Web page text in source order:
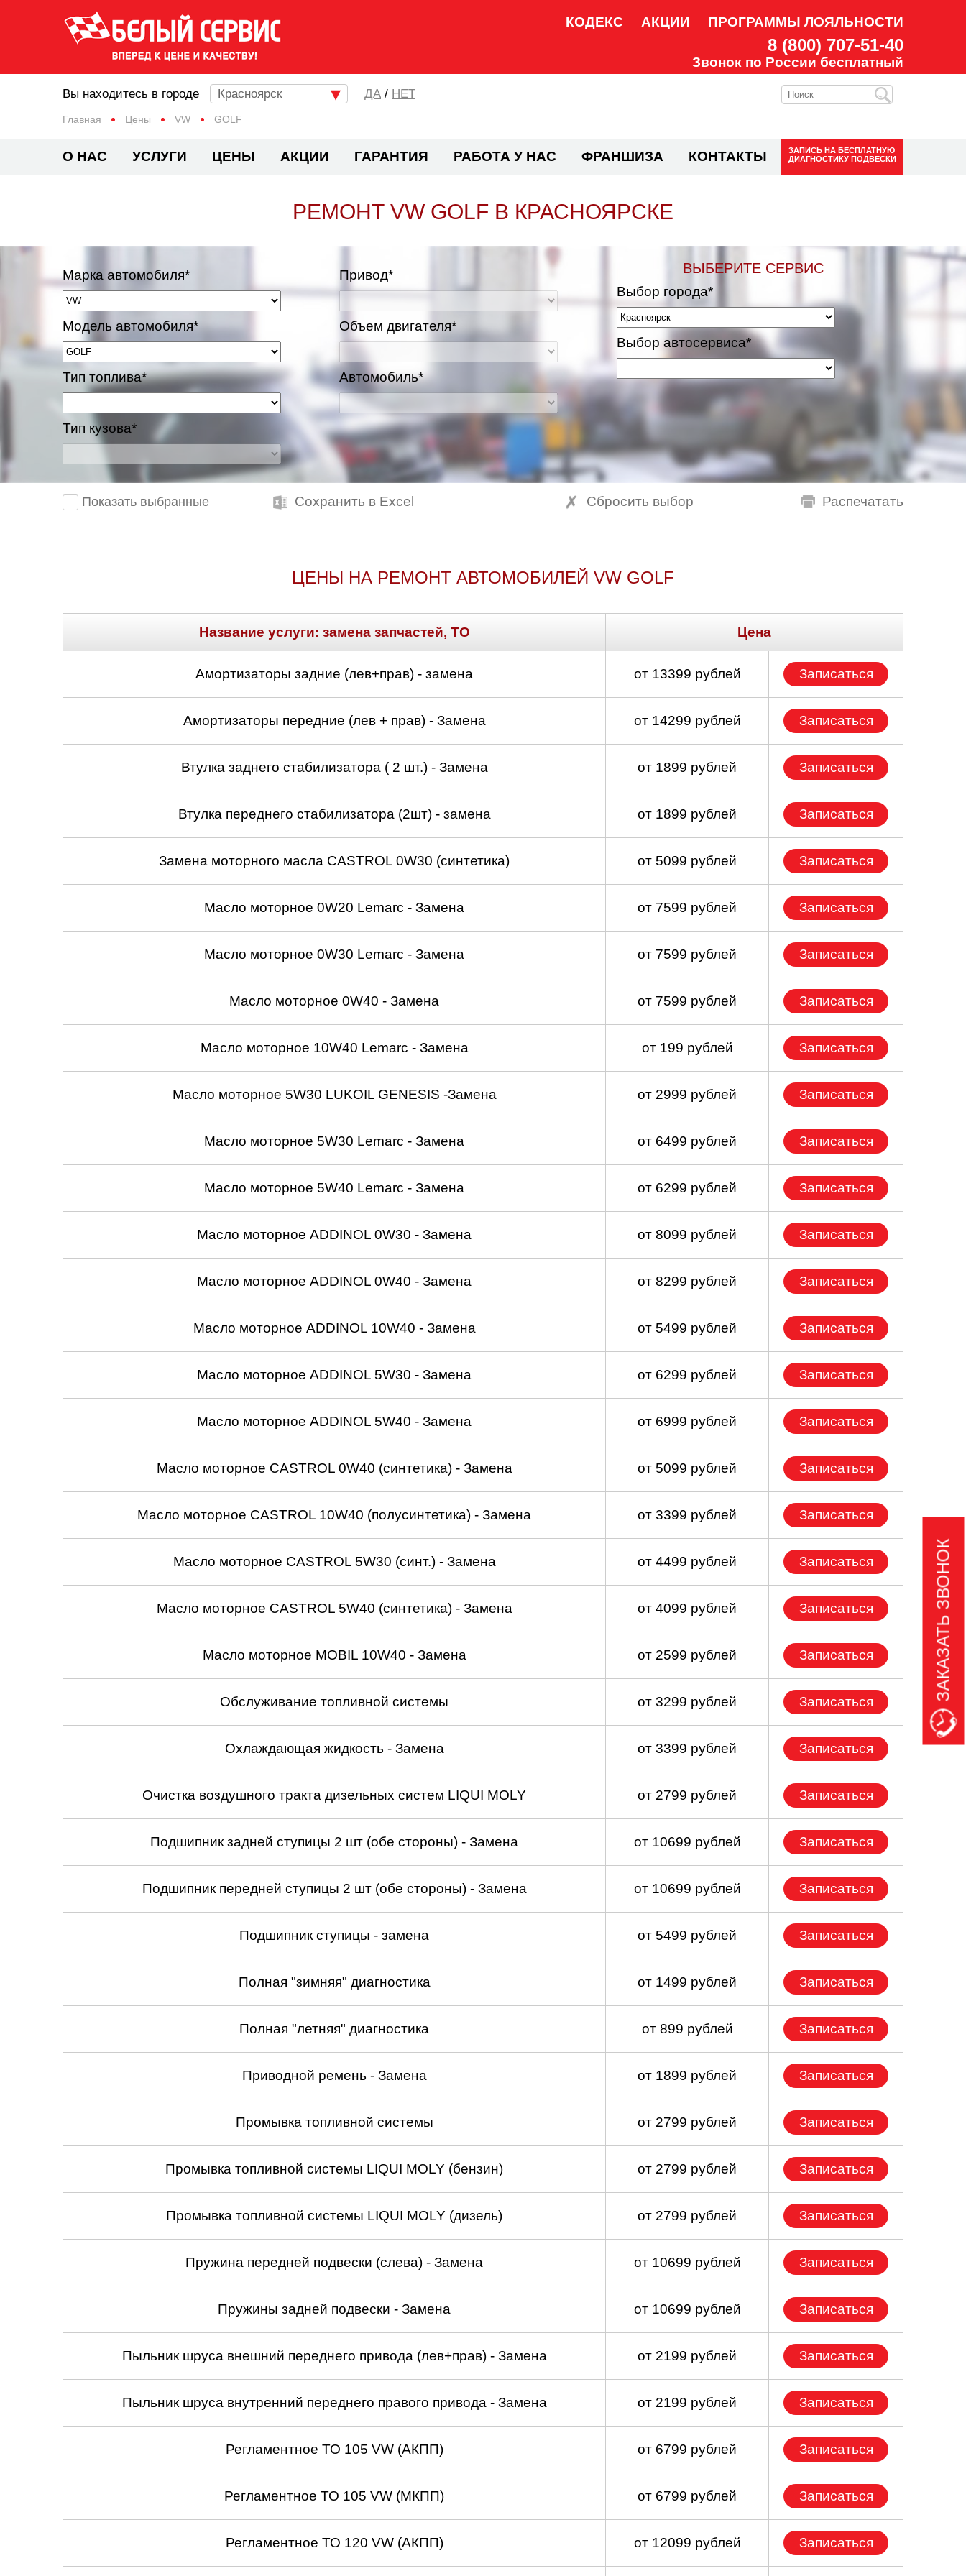
КОДЕКС АКЦИИ ПРОГРАММЫ ЛОЯЛЬНОСТИ
8 (800) 707-51-40
Звонок по России бесплатный
Главная Цены VW GOLF
Вы находитесь в городе Красноярск / НЕТ
О НАС УСЛУГИ ЦЕНЫ АКЦИИ ГАРАНТИЯ РАБОТА У НАС ФРАНШИЗА КОНТАКТЫ ЗАПИСЬ НА БЕСПЛАТНУЮ
ДИАГНОСТИКУ ПОДВЕСКИ
РЕМОНТ VW GOLF В КРАСНОЯРСКЕ
Марка автомобиля*
Модель автомобиля*
Тип топлива*
Тип кузова*
Привод*
Объем двигателя*
Автомобиль*
ВЫБЕРИТЕ СЕРВИС
Выбор города*
Выбор автосервиса*
Показать выбранные Сохранить в Excel Распечатать
Сбросить выбор
ЦЕНЫ НА РЕМОНТ АВТОМОБИЛЕЙ VW GOLF
Название услуги: замена запчастей, ТО Цена
Амортизаторы задние (лев+прав) - замена от 13399 рублей Записаться
Амортизаторы передние (лев + прав) - Замена от 14299 рублей Записаться
Втулка заднего стабилизатора ( 2 шт.) - Замена от 1899 рублей Записаться
Втулка переднего стабилизатора (2шт) - замена от 1899 рублей Записаться
Замена моторного масла CASTROL 0W30 (синтетика) от 5099 рублей Записаться
Масло моторное 0W20 Lemarc - Замена от 7599 рублей Записаться
Масло моторное 0W30 Lemarc - Замена от 7599 рублей Записаться
Масло моторное 0W40 - Замена от 7599 рублей Записаться
Масло моторное 10W40 Lemarc - Замена от 199 рублей Записаться
Масло моторное 5W30 LUKOIL GENESIS -Замена от 2999 рублей Записаться
Масло моторное 5W30 Lemarc - Замена от 6499 рублей Записаться
Масло моторное 5W40 Lemarc - Замена от 6299 рублей Записаться
Масло моторное ADDINOL 0W30 - Замена от 8099 рублей Записаться
Масло моторное ADDINOL 0W40 - Замена от 8299 рублей Записаться
Масло моторное ADDINOL 10W40 - Замена от 5499 рублей Записаться
Масло моторное ADDINOL 5W30 - Замена от 6299 рублей Записаться
Масло моторное ADDINOL 5W40 - Замена от 6999 рублей Записаться
Масло моторное CASTROL 0W40 (синтетика) - Замена от 5099 рублей Записаться
Масло моторное CASTROL 10W40 (полусинтетика) - Замена от 3399 рублей Записаться
Масло моторное CASTROL 5W30 (синт.) - Замена от 4499 рублей Записаться
Масло моторное CASTROL 5W40 (синтетика) - Замена от 4099 рублей Записаться
Масло моторное MOBIL 10W40 - Замена от 2599 рублей Записаться
Обслуживание топливной системы от 3299 рублей Записаться
Охлаждающая жидкость - Замена от 3399 рублей Записаться
Очистка воздушного тракта дизельных систем LIQUI MOLY от 2799 рублей Записаться
Подшипник задней ступицы 2 шт (обе стороны) - Замена от 10699 рублей Записаться
Подшипник передней ступицы 2 шт (обе стороны) - Замена от 10699 рублей Записаться
Подшипник ступицы - замена от 5499 рублей Записаться
Полная "зимняя" диагностика от 1499 рублей Записаться
Полная "летняя" диагностика от 899 рублей Записаться
Приводной ремень - Замена от 1899 рублей Записаться
Промывка топливной системы от 2799 рублей Записаться
Промывка топливной системы LIQUI MOLY (бензин) от 2799 рублей Записаться
Промывка топливной системы LIQUI MOLY (дизель) от 2799 рублей Записаться
Пружина передней подвески (слева) - Замена от 10699 рублей Записаться
Пружины задней подвески - Замена от 10699 рублей Записаться
Пыльник шруса внешний переднего привода (лев+прав) - Замена от 2199 рублей Записаться
Пыльник шруса внутренний переднего правого привода - Замена от 2199 рублей Записаться
Регламентное ТО 105 VW (АКПП) от 6799 рублей Записаться
Регламентное ТО 105 VW (МКПП) от 6799 рублей Записаться
Регламентное ТО 120 VW (АКПП) от 12099 рублей Записаться
ЗАКАЗАТЬ ЗВОНОК